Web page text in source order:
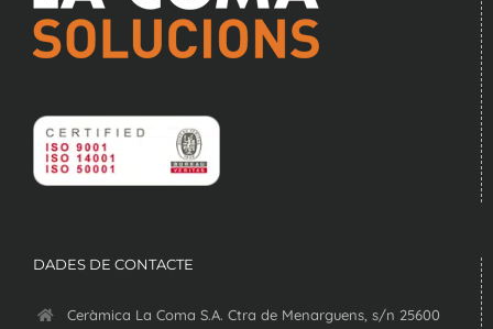
DADES DE CONTACTE
Ceràmica La Coma S.A. Ctra de Menarguens, s/n 25600